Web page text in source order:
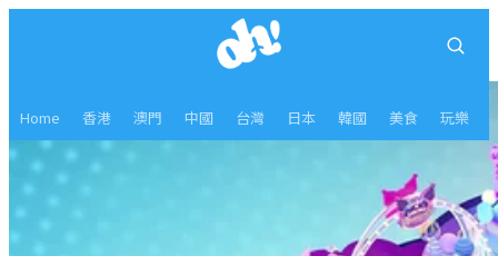
Home 香港 澳門 中國 台灣 日本 韓國 美食 玩樂